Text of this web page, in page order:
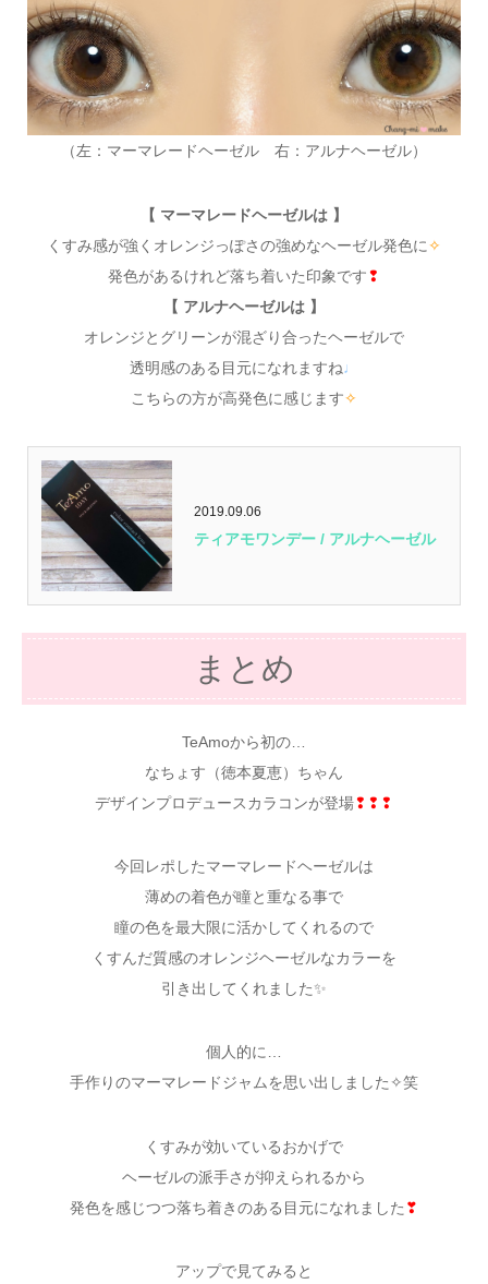
（左：マーマレードヘーゼル 右：アルナヘーゼル）
【 マーマレードヘーゼルは 】
くすみ感が強くオレンジっぽさの強めなヘーゼル発色に✧
発色があるけれど落ち着いた印象です❢
【 アルナヘーゼルは 】
オレンジとグリーンが混ざり合ったヘーゼルで
透明感のある目元になれますね♩
こちらの方が高発色に感じます✧
2019.09.06
ティアモワンデー / アルナヘーゼル
まとめ
TeAmoから初の…
なちょす（徳本夏恵）ちゃん
デザインプロデュースカラコンが登場❢❢❢
今回レポしたマーマレードヘーゼルは
薄めの着色が瞳と重なる事で
瞳の色を最大限に活かしてくれるので
くすんだ質感のオレンジヘーゼルなカラーを
引き出してくれました✨
個人的に…
手作りのマーマレードジャムを思い出しました✧笑
くすみが効いているおかげで
ヘーゼルの派手さが抑えられるから
発色を感じつつ落ち着きのある目元になれました ❣
アップで見てみると